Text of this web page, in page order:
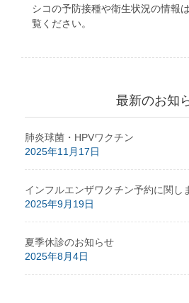
シコの予防接種や衛生状況の情報
覧ください。
最新のお知
肺炎球菌・HPVワクチン
2025年11月17日
インフルエンザワクチン予約に関し
2025年9月19日
夏季休診のお知らせ
2025年8月4日